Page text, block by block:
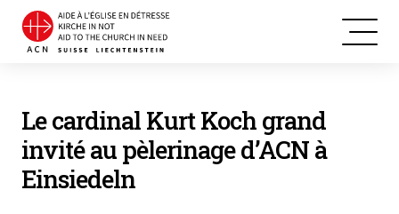
Le cardinal Kurt Koch grand
invité au pèlerinage d’ACN à
Einsiedeln